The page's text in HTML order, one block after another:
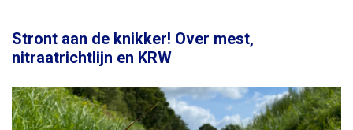
Stront aan de knikker! Over mest,
nitraatrichtlijn en KRW